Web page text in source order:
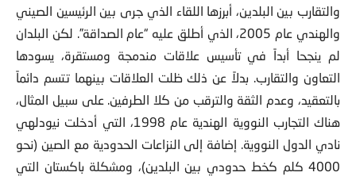
والتقارب بين البلدين، أبرزها اللقاء الذي جرى بين الرئيسين الصيني
والهندي عام 2005، الذي أطلق عليه “عام الصداقة”. لكن البلدان
لم ينجحا أبداً في تأسيس علاقات مندمجة ومستقرة، يسودها
التعاون والتقارب. بدلاً عن ذلك ظلت العلاقات بينهما تتسم دائماً
بالتعقيد، وعدم الثقة والترقب من كلا الطرفين. على سبيل المثال،
هناك التجارب النووية الهندية عام 1998، التي أدخلت نيودلهي
نادي الدول النووية. إضافة إلى النزاعات الحدودية مع الصين (نحو
4000 كلم كخط حدودي بين البلدين)، ومشكلة باكستان التي